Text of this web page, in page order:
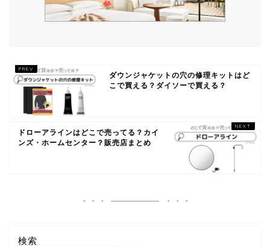
ダウンジャケットの穴の修理キットはど
こで買える？ダイソーで買える？
ドローアラインはどこで売ってる？カイ
ンズ・ホームセンター？販売店まとめ
検索